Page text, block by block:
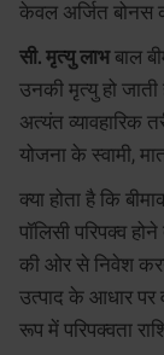
केवल अर्जित बोनस
सी. मृत्यु लाभबाल
उनकी मृत्यु हो
अत्यंत व्यावहारिक
योजना के स्वामी,
क्या होता है कि
पॉलिसी परिपक्व
की ओर से निवेश
उत्पाद के आधार पर
रूप में परिपक्वता